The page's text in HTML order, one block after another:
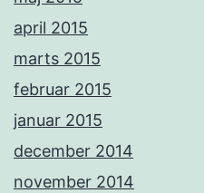
april 2015
marts 2015
februar 2015
januar 2015
december 2014
november 2014